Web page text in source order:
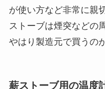
が使い方など非常に親
ストーブは煙突などの
やはり製造元で買うの
薪ストーブ用の温度